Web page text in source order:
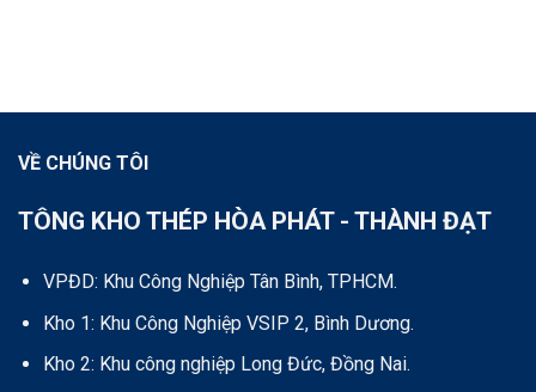
VỀ CHÚNG TÔI
TÔNG KHO THÉP HÒA PHÁT - THÀNH ĐẠT
VPĐD: Khu Công Nghiệp Tân Bình, TPHCM.
Kho 1: Khu Công Nghiệp VSIP 2, Bình Dương.
Kho 2: Khu công nghiệp Long Đức, Đồng Nai.